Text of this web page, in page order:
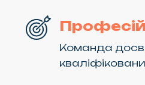
Команда